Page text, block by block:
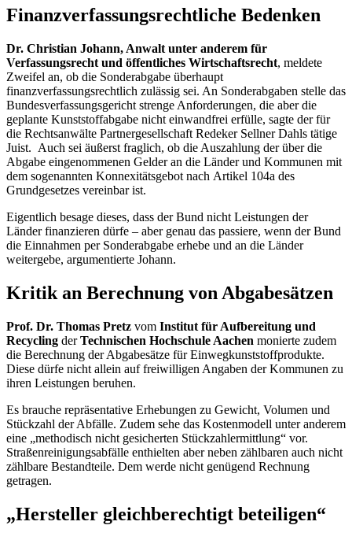
Finanzverfassungsrechtliche Bedenken
Dr. Christian Johann, Anwalt unter anderem für
Verfassungsrecht und öffentliches Wirtschaftsrecht, meldete
Zweifel an, ob die Sonderabgabe überhaupt
finanzverfassungsrechtlich zulässig sei. An Sonderabgaben stelle das
Bundesverfassungsgericht strenge Anforderungen, die aber die
geplante Kunststoffabgabe nicht einwandfrei erfülle, sagte der für
die Rechtsanwälte Partnergesellschaft Redeker Sellner Dahls tätige
Juist. Auch sei äußerst fraglich, ob die Auszahlung der über die
Abgabe eingenommenen Gelder an die Länder und Kommunen mit
dem sogenannten Konnexitätsgebot nach Artikel 104a des
Grundgesetzes vereinbar ist.
Eigentlich besage dieses, dass der Bund nicht Leistungen der
Länder finanzieren dürfe – aber genau das passiere, wenn der Bund
die Einnahmen per Sonderabgabe erhebe und an die Länder
weitergebe, argumentierte Johann.
Kritik an Berechnung von Abgabesätzen
Prof. Dr. Thomas Pretz vom Institut für Aufbereitung und
Recycling derTechnischen Hochschule Aachen monierte zudem
die Berechnung der Abgabesätze für Einwegkunststoffprodukte.
Diese dürfe nicht allein auf freiwilligen Angaben der Kommunen zu
ihren Leistungen beruhen.
Es brauche repräsentative Erhebungen zu Gewicht, Volumen und
Stückzahl der Abfälle. Zudem sehe das Kostenmodell unter anderem
eine „methodisch nicht gesicherten Stückzahlermittlung“ vor.
Straßenreinigungsabfälle enthielten aber neben zählbaren auch nicht
zählbare Bestandteile. Dem werde nicht genügend Rechnung
getragen.
„Hersteller gleichberechtigt beteiligen“